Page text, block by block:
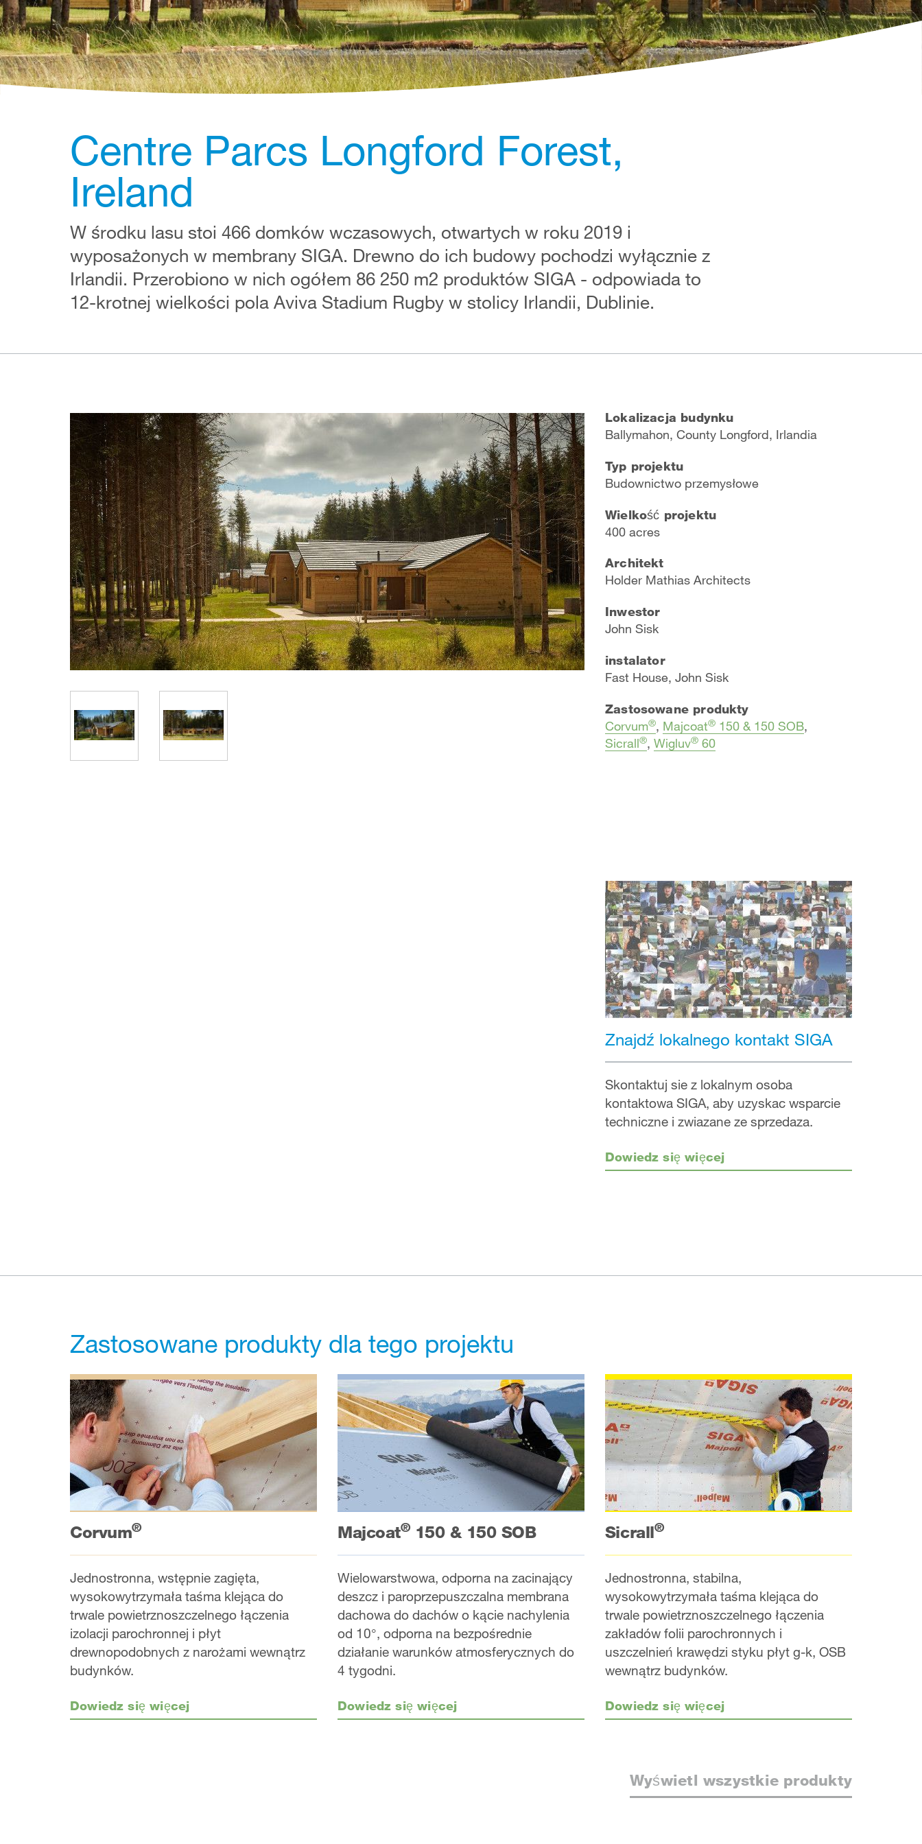
Centre Parcs Longford Forest,
Ireland
W środku lasu stoi 466 domków wczasowych, otwartych w roku 2019 i
wyposażonych w membrany SIGA. Drewno do ich budowy pochodzi wyłącznie z
Irlandii. Przerobiono w nich ogółem 86 250 m2 produktów SIGA - odpowiada to
12-krotnej wielkości pola Aviva Stadium Rugby w stolicy Irlandii, Dublinie.
Lokalizacja budynku
Ballymahon, County Longford, Irlandia
Typ projektu
Budownictwo przemysłowe
Wielkość projektu
400 acres
Architekt
​Holder Mathias Architects
Inwestor
John Sisk
instalator
Fast House, John Sisk
Zastosowane produkty
Corvum®, Majcoat® 150 & 150 SOB,
Sicrall®, Wigluv® 60
Znajdź lokalnego kontakt SIGA
Skontaktuj sie z lokalnym osoba
kontaktowa SIGA, aby uzyskac wsparcie
techniczne i zwiazane ze sprzedaza.
Dowiedz się więcej
Zastosowane produkty dla tego projektu
Corvum®
Jednostronna, wstępnie zagięta,
wysokowytrzymała taśma klejąca do
trwale powietrznoszczelnego łączenia
izolacji parochronnej i płyt
drewnopodobnych z narożami wewnątrz
budynków.
Dowiedz się więcej
Majcoat®150 & 150 SOB
Wielowarstwowa, odporna na zacinający
deszcz i paroprzepuszczalna membrana
dachowa do dachów o kącie nachylenia
od 10°, odporna na bezpośrednie
działanie warunków atmosferycznych do
4 tygodni.
Dowiedz się więcej
Sicrall®
Jednostronna, stabilna,
wysokowytrzymała taśma klejąca do
trwale powietrznoszczelnego łączenia
zakładów folii parochronnych i
uszczelnień krawędzi styku płyt g-k, OSB
wewnątrz budynków.
Dowiedz się więcej
Wyświetl wszystkie produkty